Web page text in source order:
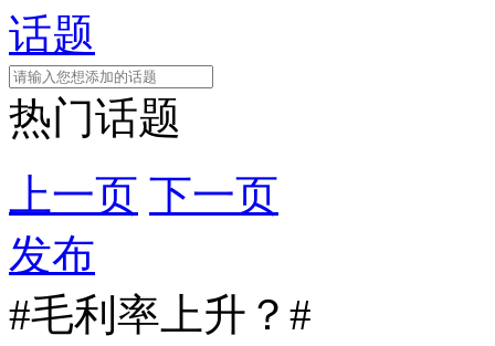
话题
热门话题
上一页 下一页
发布
#毛利率上升？#